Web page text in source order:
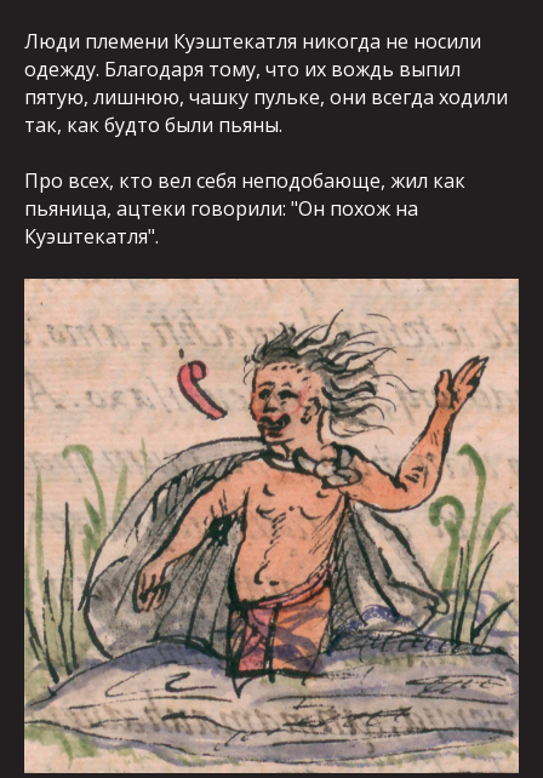
Люди племени Куэштекатля никогда не носили
одежду. Благодаря тому, что их вождь выпил
пятую, лишнюю, чашку пульке, они всегда ходили
так, как будто были пьяны.
Про всех, кто вел себя неподобающе, жил как
пьяница, ацтеки говорили: "Он похож на
Куэштекатля".